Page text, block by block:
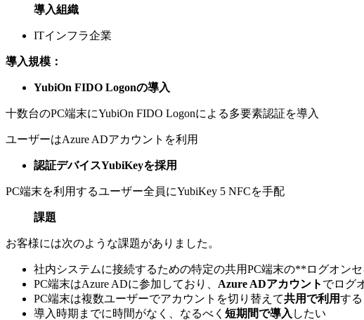
導入組織
ITインフラ企業
導入規模：
YubiOn FIDO Logonの導入
十数台のPC端末にYubiOn FIDO Logonによる多要素認証を導入
ユーザーはAzure ADアカウントを利用
認証デバイスYubiKeyを採用
PC端末を利用するユーザー全員にYubiKey 5 NFCを手配
課題
お客様には次のような課題がありました。
社内システムに接続するための特定の共用PC端末の**ログオン
PC端末はAzure ADに参加しており、 Azure ADアカウント でログ
PC端末は複数ユーザーでアカウントを切り替えて共用で利用する
導入時期までに時間がなく、なるべく 短期間で導入 したい